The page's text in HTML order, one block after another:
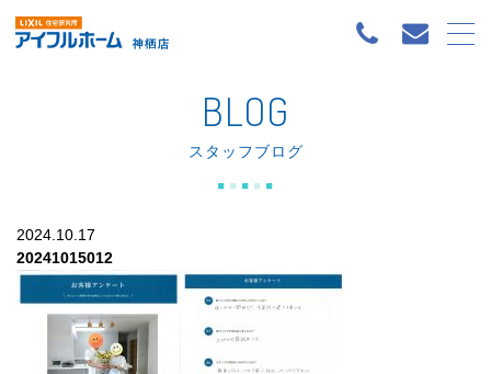
BLOG
スタッフブログ
2024.10.17
20241015012